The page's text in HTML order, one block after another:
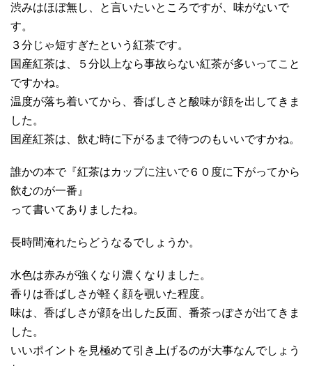
渋みはほぼ無し、と言いたいところですが、味がないで
す。
３分じゃ短すぎたという紅茶です。
国産紅茶は、５分以上なら事故らない紅茶が多いってこと
ですかね。
温度が落ち着いてから、香ばしさと酸味が顔を出してきま
した。
国産紅茶は、飲む時に下がるまで待つのもいいですかね。
誰かの本で『紅茶はカップに注いで６０度に下がってから
飲むのが一番』
って書いてありましたね。
長時間淹れたらどうなるでしょうか。
水色は赤みが強くなり濃くなりました。
香りは香ばしさが軽く顔を覗いた程度。
味は、香ばしさが顔を出した反面、番茶っぽさが出てきま
した。
いいポイントを見極めて引き上げるのが大事なんでしょう